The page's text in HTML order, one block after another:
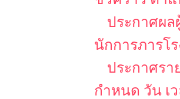
ประกาศผ
นักการภารโร
ประกาศรา
กำหนด วัน เ